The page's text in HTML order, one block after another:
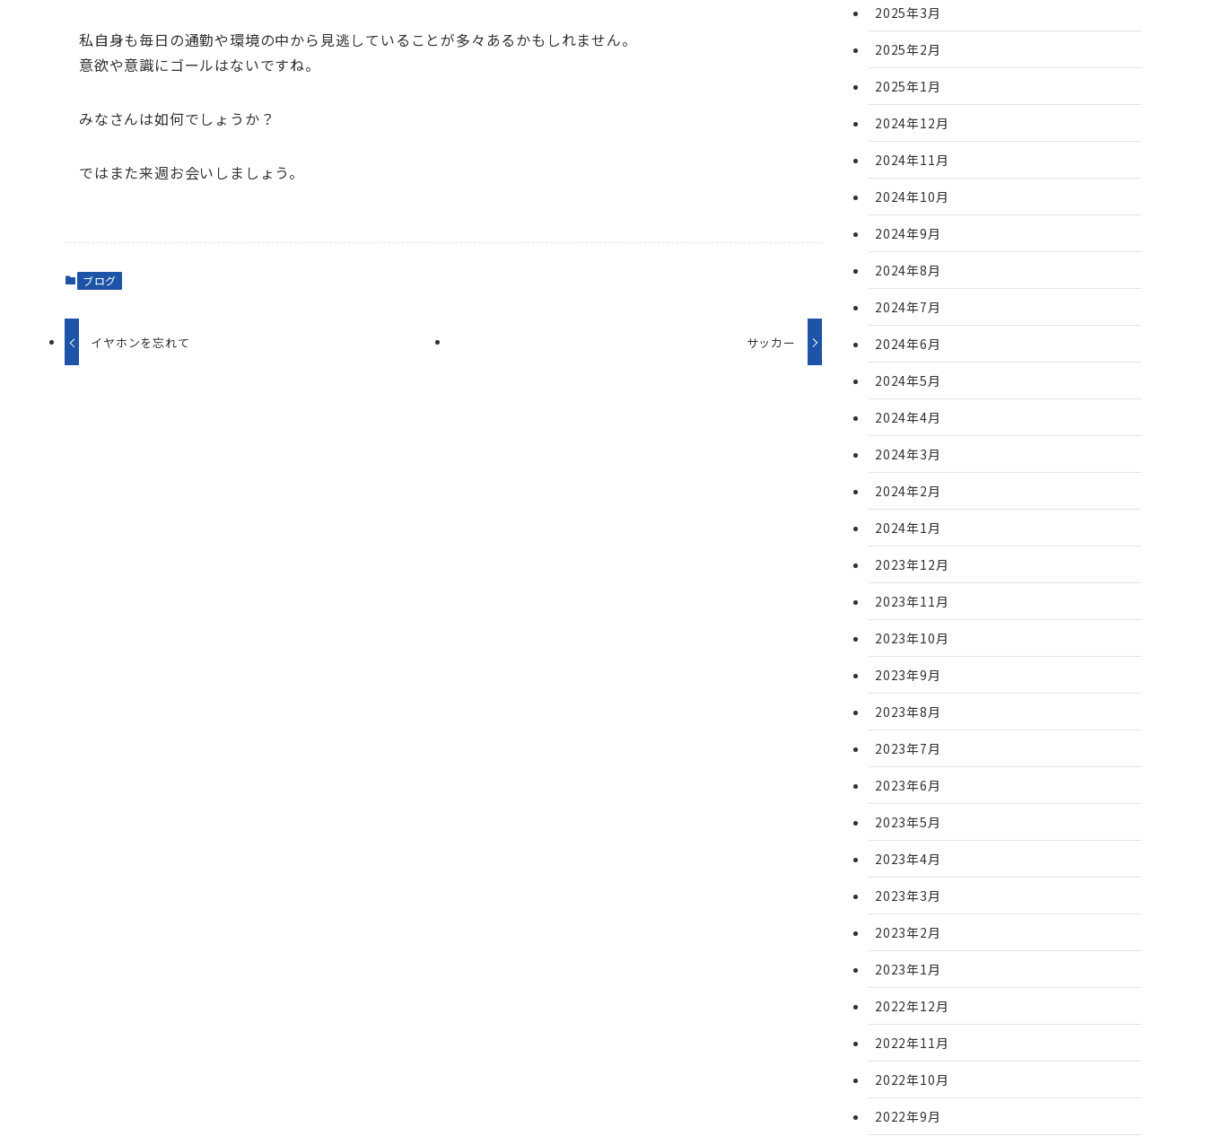
私自身も毎日の通勤や環境の中から見逃していることが多々あるかもしれません。
意欲や意識にゴールはないですね。
みなさんは如何でしょうか？
ではまた来週お会いしましょう。
ブログ
イヤホンを忘れて サッカー
2025年3月
2025年2月
2025年1月
2024年12月
2024年11月
2024年10月
2024年9月
2024年8月
2024年7月
2024年6月
2024年5月
2024年4月
2024年3月
2024年2月
2024年1月
2023年12月
2023年11月
2023年10月
2023年9月
2023年8月
2023年7月
2023年6月
2023年5月
2023年4月
2023年3月
2023年2月
2023年1月
2022年12月
2022年11月
2022年10月
2022年9月